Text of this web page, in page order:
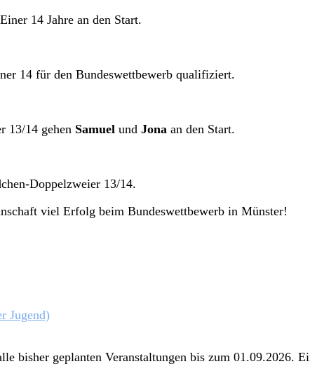
14 Jahre an den Start.
14 für den Bundeswettbewerb qualifiziert.
13/14 gehen Samuel und Jona an den Start.
Doppelzweier 13/14.
viel Erfolg beim Bundeswettbewerb in Münster!
Jugend)
bisher geplanten Veranstaltungen bis zum 01.09.2026.